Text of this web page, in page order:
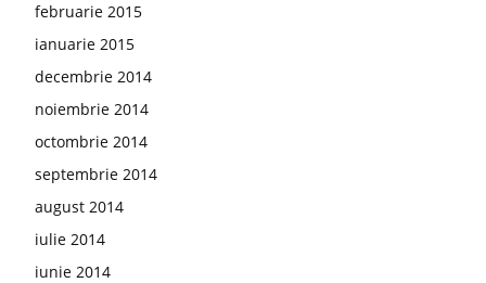
februarie 2015
ianuarie 2015
decembrie 2014
noiembrie 2014
octombrie 2014
septembrie 2014
august 2014
iulie 2014
iunie 2014